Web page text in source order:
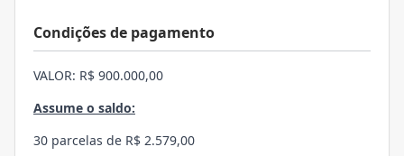
Condições de pagamento
VALOR: R$ 900.000,00
Assume o saldo:
30 parcelas de R$ 2.579,00